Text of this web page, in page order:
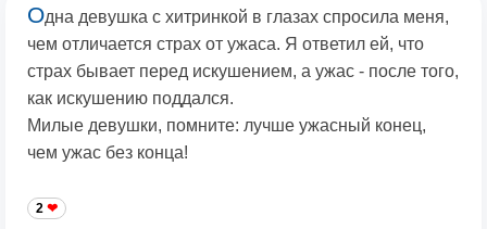
Одна девушка с хитринкой в глазах спросила меня,
чем отличается страх от ужаса. Я ответил ей, что
страх бывает перед искушением, а ужас - после того,
как искушению поддался.
Милые девушки, помните: лучше ужасный конец,
чем ужас без конца!
2